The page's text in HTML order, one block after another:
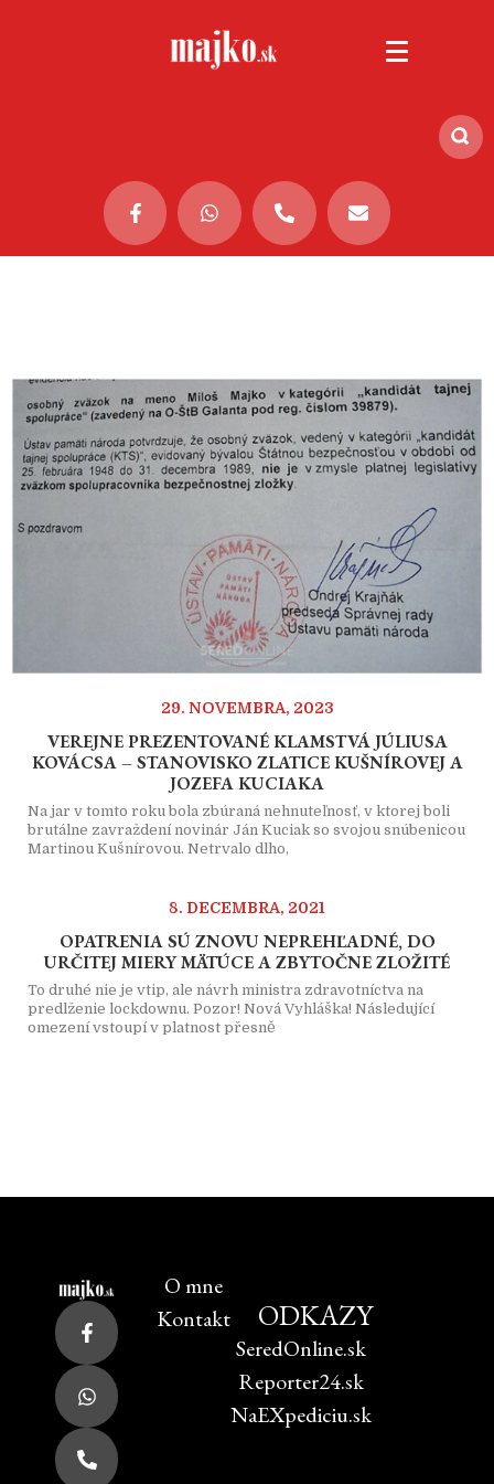
29. NOVEMBRA, 2023
VEREJNE PREZENTOVANÉ KLAMSTVÁ JÚLIUSA
KOVÁCSA – STANOVISKO ZLATICE KUŠNÍROVEJ A
JOZEFA KUCIAKA
Na jar v tomto roku bola zbúraná nehnuteľnosť, v ktorej boli
brutálne zavraždení novinár Ján Kuciak so svojou snúbenicou
Martinou Kušnírovou. Netrvalo dlho,
8. DECEMBRA, 2021
OPATRENIA SÚ ZNOVU NEPREHĽADNÉ, DO
URČITEJ MIERY MÄTÚCE A ZBYTOČNE ZLOŽITÉ
To druhé nie je vtip, ale návrh ministra zdravotníctva na
predlženie lockdownu. Pozor! Nová Vyhláška! Následující
omezení vstoupí v platnost přesně
O mne
Kontakt
ODKAZY
SeredOnline.sk
Reporter24.sk
NaEXpediciu.sk